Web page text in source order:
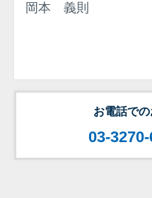
岡本 義則
お電話で
03-